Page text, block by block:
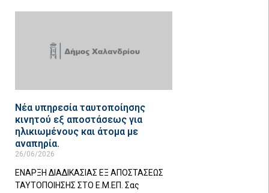
Νέα υπηρεσία ταυτοποίησης
κινητού εξ αποστάσεως για
ηλικιωμένους και άτομα με
αναπηρία.
26/06/2026
ΕΝΑΡΞΗ ΔΙΑΔΙΚΑΣΙΑΣ ΕΞ ΑΠΟΣΤΑΣΕΩΣ
ΤΑΥΤΟΠΟΙΗΣΗΣ ΣΤΟ Ε.Μ.ΕΠ. Σας